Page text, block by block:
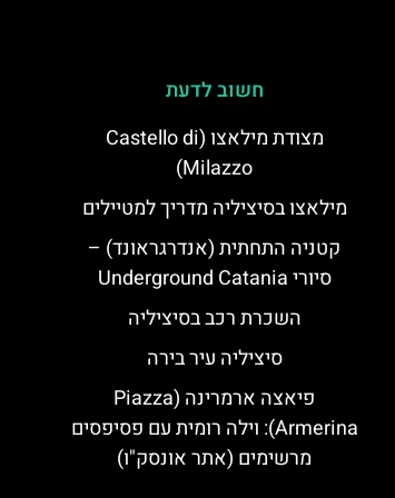
חשוב לדעת
מצודת מילאצו (Castello di
Milazzo)
מילאצו בסיציליה מדריך למטיילים
קטניה התחתית (אנדרגראונד) –
סיורי Underground Catania
השכרת רכב בסיציליה
סיציליה עיר בירה
פיאצה ארמרינה (Piazza
Armerina): וילה רומית עם פסיפסים
מרשימים (אתר אונסק"ו)